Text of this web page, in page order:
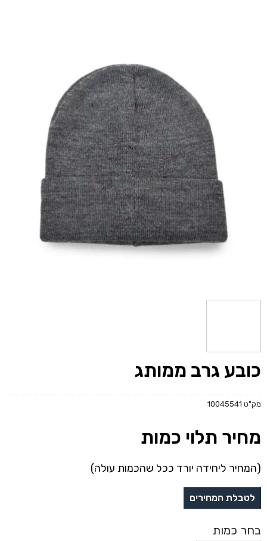
כובע גרב ממותג
מק"ט 10045541
מחיר תלוי כמות
(המחיר ליחידה יורד ככל שהכמות עולה)